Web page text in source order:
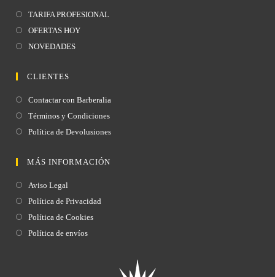
MÁS INFORMACIÓN
Aviso Legal
Política de Privacidad
Política de Cookies
Política de envíos
CLIENTES
Contactar con Barberalia
Términos y Condiciones
Política de Devolusiones
TARIFA PROFESIONAL
OFERTAS HOY
NOVEDADES